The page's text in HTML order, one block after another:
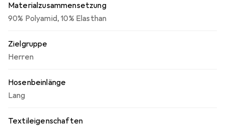
Materialzusammensetzung
90% Polyamid, 10% Elasthan
Zielgruppe
Herren
Hosenbeinlänge
Lang
Textileigenschaften